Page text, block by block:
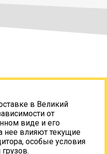
в Великий
от
виде и его
нее влияют текущие
особые условия